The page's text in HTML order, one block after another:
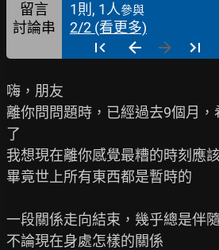
留言
1則, 1人參與
討論串 2/2 (看更多)
嗨，朋友
離你問問題時，已經過去9個月
了
我想現在離你感覺最糟的時刻應
畢竟世上所有東西都是暫時的
一段關係走向結束，幾乎總是伴
不論現在身處怎樣的關係